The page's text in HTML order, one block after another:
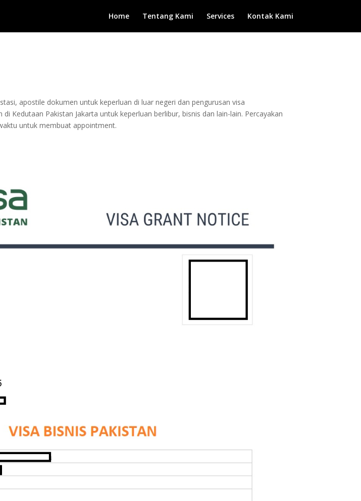
Home Tentang Kami Services Kontak Kami
apostile dokumen untuk keperluan di luar negeri dan pengurusan visa
Kedutaan Pakistan Jakarta untuk keperluan berlibur, bisnis dan lain-lain. Percayakan
untuk membuat appointment.